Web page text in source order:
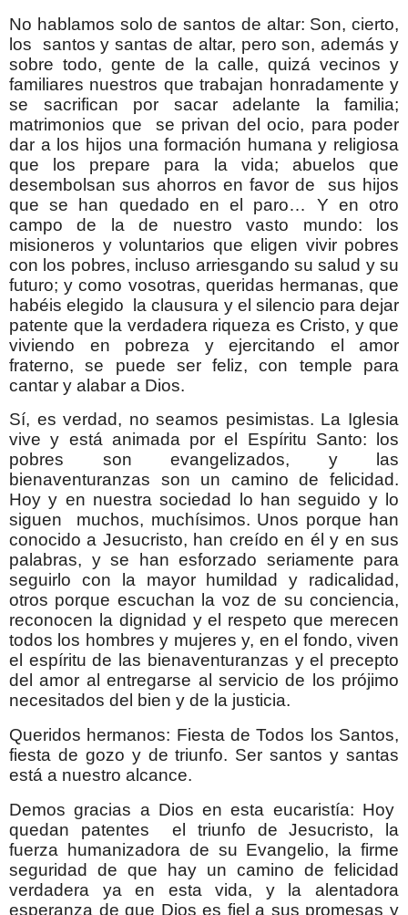
No hablamos solo de santos de altar: Son, cierto,
los santos y santas de altar, pero son, además y
sobre todo, gente de la calle, quizá vecinos y
familiares nuestros que trabajan honradamente y
se sacrifican por sacar adelante la familia;
matrimonios que se privan del ocio, para poder
dar a los hijos una formación humana y religiosa
que los prepare para la vida; abuelos que
desembolsan sus ahorros en favor de sus hijos
que se han quedado en el paro… Y en otro
campo de la de nuestro vasto mundo: los
misioneros y voluntarios que eligen vivir pobres
con los pobres, incluso arriesgando su salud y su
futuro; y como vosotras, queridas hermanas, que
habéis elegido la clausura y el silencio para dejar
patente que la verdadera riqueza es Cristo, y que
viviendo en pobreza y ejercitando el amor
fraterno, se puede ser feliz, con temple para
cantar y alabar a Dios.
Sí, es verdad, no seamos pesimistas. La Iglesia
vive y está animada por el Espíritu Santo: los
pobres son evangelizados, y las
bienaventuranzas son un camino de felicidad.
Hoy y en nuestra sociedad lo han seguido y lo
siguen muchos, muchísimos. Unos porque han
conocido a Jesucristo, han creído en él y en sus
palabras, y se han esforzado seriamente para
seguirlo con la mayor humildad y radicalidad,
otros porque escuchan la voz de su conciencia,
reconocen la dignidad y el respeto que merecen
todos los hombres y mujeres y, en el fondo, viven
el espíritu de las bienaventuranzas y el precepto
del amor al entregarse al servicio de los prójimo
necesitados del bien y de la justicia.
Queridos hermanos: Fiesta de Todos los Santos,
fiesta de gozo y de triunfo. Ser santos y santas
está a nuestro alcance.
Demos gracias a Dios en esta eucaristía: Hoy
quedan patentes el triunfo de Jesucristo, la
fuerza humanizadora de su Evangelio, la firme
seguridad de que hay un camino de felicidad
verdadera ya en esta vida, y la alentadora
esperanza de que Dios es fiel a sus promesas y